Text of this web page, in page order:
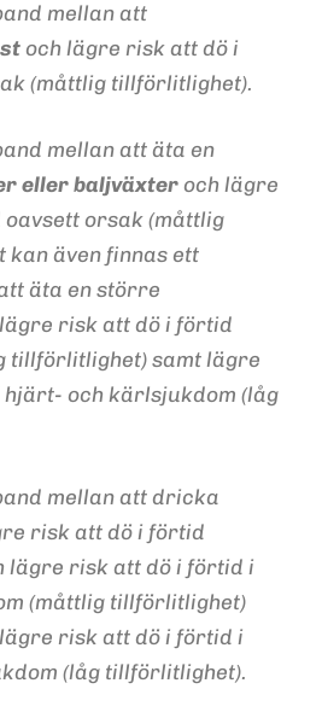
mellan att
och lägre risk att dö i
(måttlig tillförlitlighet).
mellan att äta en
eller baljväxteroch lägre
orsak (måttlig
även finnas ett
äta en större
risk att dö i förtid
tillförlitlighet) samt lägre
och kärlsjukdom (låg
mellan att dricka
risk att dö i förtid
lägre risk att dö i förtid i
(måttlig tillförlitlighet)
risk att dö i förtid i
(låg tillförlitlighet).